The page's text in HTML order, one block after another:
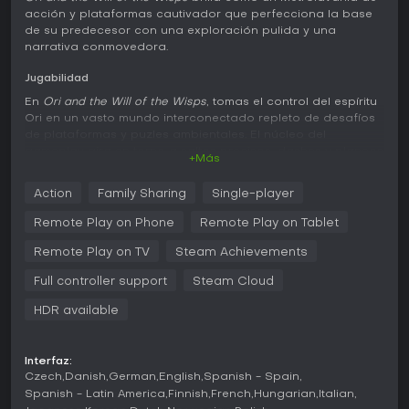
acción y plataformas cautivador que perfecciona la base
de su predecesor con una exploración pulida y una
narrativa conmovedora.
Jugabilidad
En Ori and the Will of the Wisps, tomas el control del espíritu
Ori en un vasto mundo interconectado repleto de desafíos
puro estilo Metroidvania. El combate exige reflejos rápidos
frente a enemigos variados, con herramientas como
tiempo. La exploración invita a regresar para hallar
fondos pintados a mano que cambian dinámicamente con
fomentan soluciones creativas. Los puzles suelen implicar
manipular elementos como agua o arena, con un timing
impecable y buena percepción espacial. Los combates
+Más
Action Family Sharing Single-player
Remote Play on Phone Remote Play on Tablet
Remote Play on TV Steam Achievements
Full controller support Steam Cloud
HDR available
Interfaz:
Czech Danish German English Spanish - Spain
Spanish - Latin America Finnish French Hungarian Italian